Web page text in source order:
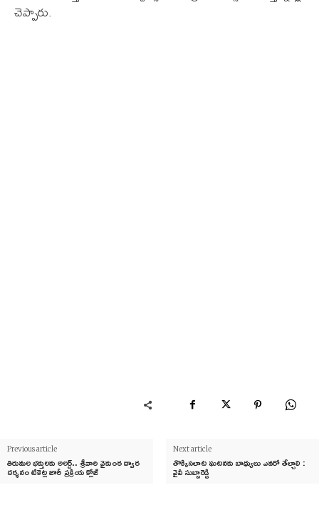
చెప్పారు.
Previous article
తిరుమల భక్తులకు అలర్ట్.. శ్రీవారి వైకుంఠ ద్వార
దర్శనం టికెట్ల జారీ ప్రక్రియ క్లోజ్
Next article
తొక్కిసలాట ఘటనకు బాధ్యులు ఎవరో తేల్చాలి :
వైవీ సుబ్బారెడ్డి